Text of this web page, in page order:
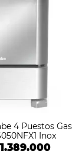
4 Puestos Gas
Inox